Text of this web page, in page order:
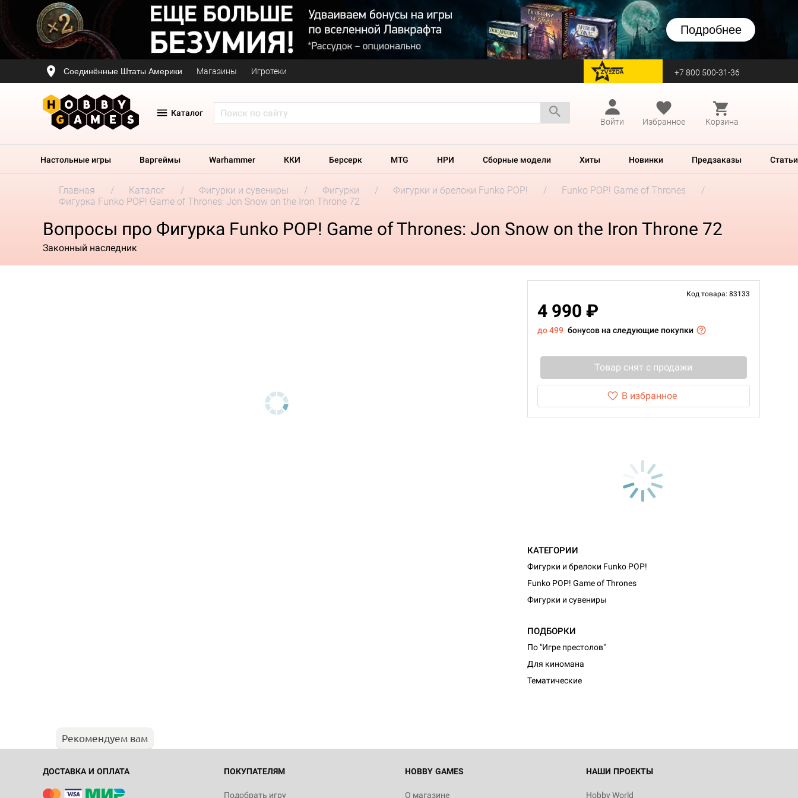
Подробнее
Соединённые Штаты Америки Магазины Игротеки перейти на Zvezda +7 800 500-31-36
Каталог
Войти
Избранное Корзина
Настольные игры Варгеймы Warhammer ККИ Берсерк MTG НРИ Сборные модели Хиты Новинки Предзаказы Статьи
Главная Каталог Фигурки и сувениры Фигурки Фигурки и брелоки Funko POP!
Funko POP! Game of Thrones
Фигурка Funko POP! Game of Thrones: Jon Snow on the Iron Throne 72
Вопросы про Фигурка Funko POP! Game of Thrones: Jon Snow on the Iron Throne 72
Законный наследник
Код товара: 83133
4 990 ₽
до 499 бонусов на следующие покупки
Товар снят с продажи
В избранное
КАТЕГОРИИ
Фигурки и брелоки Funko POP!
Funko POP! Game of Thrones
Фигурки и сувениры
ПОДБОРКИ
По "Игре престолов"
Для киномана
Тематические
Рекомендуем вам
ДОСТАВКА И ОПЛАТА ПОКУПАТЕЛЯМ
Подобрать игру
HOBBY GAMES
О магазине
НАШИ ПРОЕКТЫ
Hobby World